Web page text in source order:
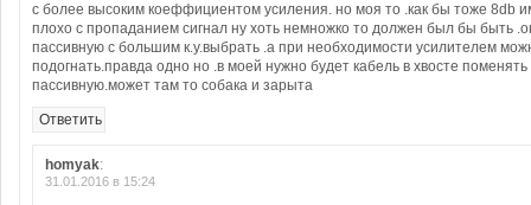
с более высоким коеффициентом усиления. но моя то .как бы тоже 8db
плохо с пропаданием сигнал ну хоть немножко то должен был бы быть
пассивную с большим к.у.выбрать .а при необходимости усилителем
подогнать.правда одно но .в моей нужно будет кабель в хвосте поменять
пассивную.может там то собака и зарыта
Ответить
homyak:
31.01.2016 в 15:24